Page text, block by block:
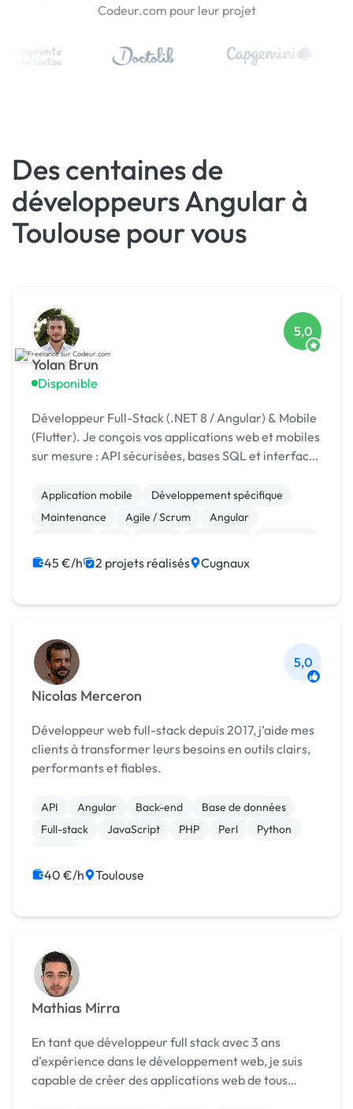
Codeur.com pour leur projet
Des centaines de
développeurs Angular à
Toulouse pour vous
Yolan Brun
Disponible
5,0
Développeur Full-Stack (.NET 8 / Angular) & Mobile
(Flutter). Je conçois vos applications web et mobiles
sur mesure : API sécurisées, bases SQL et interfaces
Application mobile
Développement spécifique
Maintenance
Agile / Scrum
Angular
45 €/h 2 projets réalisés Cugnaux
Nicolas Merceron
5,0
Développeur web full-stack depuis 2017, j’aide mes
clients à transformer leurs besoins en outils clairs,
performants et fiables.
API Angular Back-end
Base de données
Full-stack
JavaScript PHP Perl
Python
40 €/h Toulouse
Mathias Mirra
En tant que développeur full stack avec 3 ans
d'expérience dans le développement web, je suis
capable de créer des applications web de tous